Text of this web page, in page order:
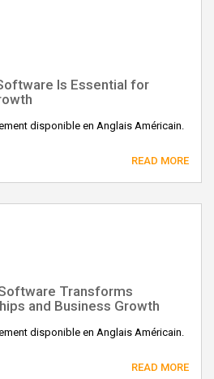
Is Essential for
disponible en Anglais Américain.
READ MORE
Transforms
and Business Growth
disponible en Anglais Américain.
READ MORE